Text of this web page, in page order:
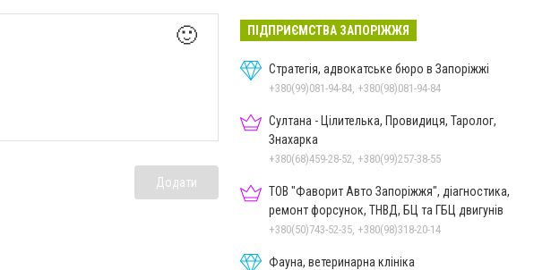
🙂
Додати
ПІДПРИЄМСТВА ЗАПОРІЖЖЯ
Стратегія, адвокатське бюро в Запоріжжі
+380(99)081-94-84, +380(98)081-94-84
Султана - Цілителька, Провидиця, Таролог,
Знахарка
+380(68)459-28-52, +380(99)257-38-55
ТОВ "Фаворит Авто Запоріжжя", діагностика,
ремонт форсунок, ТНВД, БЦ та ГБЦ двигунів
+380(50)743-52-35, +380(98)318-20-14
Фауна, ветеринарна клініка